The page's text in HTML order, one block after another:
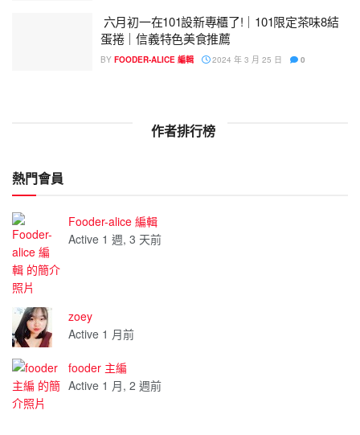
六月初一在101設新專櫃了!｜101限定茶味8結
蛋捲｜信義特色美食推薦
BY FOODER-ALICE 編輯 2024 年 3 月 25 日 0
作者排行榜
熱門會員
Fooder-alice 編輯
Active 1 週, 3 天前
zoey
Active 1 月前
fooder 主編
Active 1 月, 2 週前